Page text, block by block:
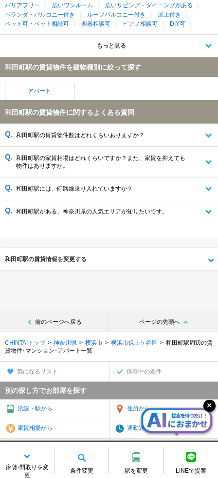
家賃·間取りを変
更
条件変更 駅を変更 LINEで提案
バリアフリー
広いワンルーム
広いリビング・ダイニングがある
ベランダ・バルコニー付き
ルーフバルコニー付き
屋上付き
ペット可・ペット相談可
楽器相談可 ピアノ相談可 DIY可
もっと見る
和田町駅の賃貸物件を建物種別に絞って探す
アパート
和田町駅の賃貸物件に関するよくある質問
和田町駅の賃貸物件数はどれくらいありますか？
和田町駅の家賃相場はどれくらいですか？また、家賃を抑えても
物件はありますか。
和田町駅には、何路線乗り入れていますか？
和田町駅がある、神奈川県の人気エリアが知りたいです。
和田町駅の賃貸情報を変更する
前のページへ戻る ページの先頭へ
CHINTAIトップ 神奈川県 横浜市 横浜市保土ケ谷区
和田町駅周辺の賃
貸物件･マンション･アパート一覧
気になるリスト 保存中の条件
別の探し方でお部屋を探す
沿線・駅から 住所から
家賃相場から 通勤通学時間から
スマートフォン パソコン